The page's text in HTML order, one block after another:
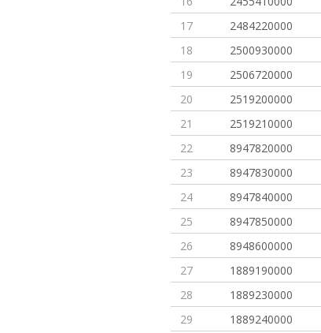
17 2484220000
18 2500930000
19 2506720000
20 2519200000
21 2519210000
22 8947820000
23 8947830000
24 8947840000
25 8947850000
26 8948600000
27 1889190000
28 1889230000
29 1889240000